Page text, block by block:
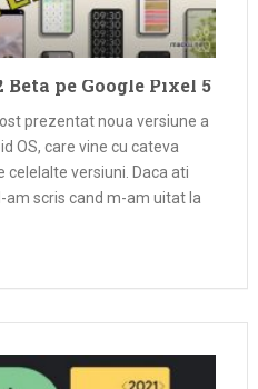
pe Google Pixel 5
prezentat noua versiune a
OS, care vine cu cateva
versiuni. Daca ati
am scris cand m-am uitat la
despre …